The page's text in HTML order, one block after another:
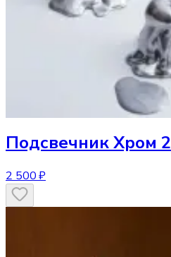
ПодсвечникХром 2
2 500 ₽